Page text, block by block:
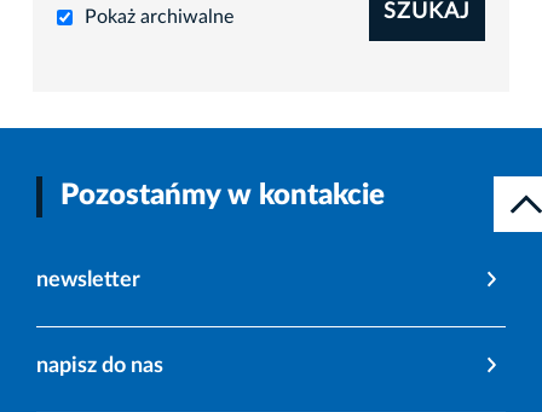
Pokaż archiwalne SZUKAJ
Pozostańmy w kontakcie
newsletter
napisz do nas